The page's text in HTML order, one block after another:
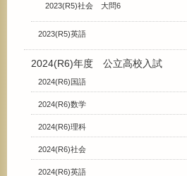
2023(R5)社会 大問6
2023(R5)英語
2024(R6)年度 公立高校入試
2024(R6)国語
2024(R6)数学
2024(R6)理科
2024(R6)社会
2024(R6)英語